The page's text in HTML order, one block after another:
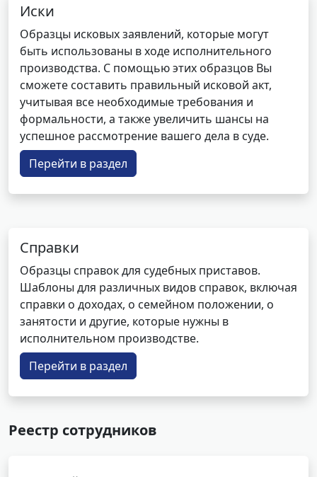
Иски
Образцы исковых заявлений, которые могут
быть использованы в ходе исполнительного
производства. С помощью этих образцов Вы
сможете составить правильный исковой акт,
учитывая все необходимые требования и
формальности, а также увеличить шансы на
успешное рассмотрение вашего дела в суде.
Перейти в раздел
Справки
Образцы справок для судебных приставов.
Шаблоны для различных видов справок, включая
справки о доходах, о семейном положении, о
занятости и другие, которые нужны в
исполнительном производстве.
Перейти в раздел
Реестр сотрудников